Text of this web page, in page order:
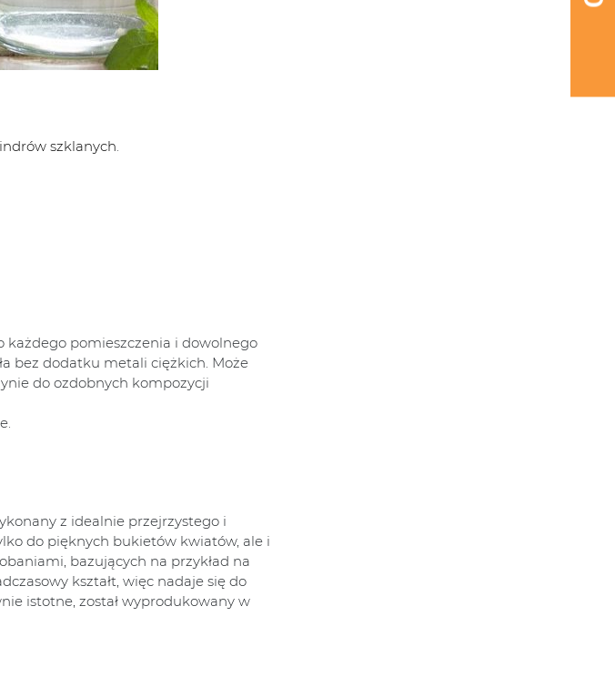
szklanych.
każdego pomieszczenia i dowolnego
bez dodatku metali ciężkich. Może
do ozdobnych kompozycji
z idealnie przejrzystego i
do pięknych bukietów kwiatów, ale i
bazujących na przykład na
kształt, więc nadaje się do
istotne, został wyprodukowany w